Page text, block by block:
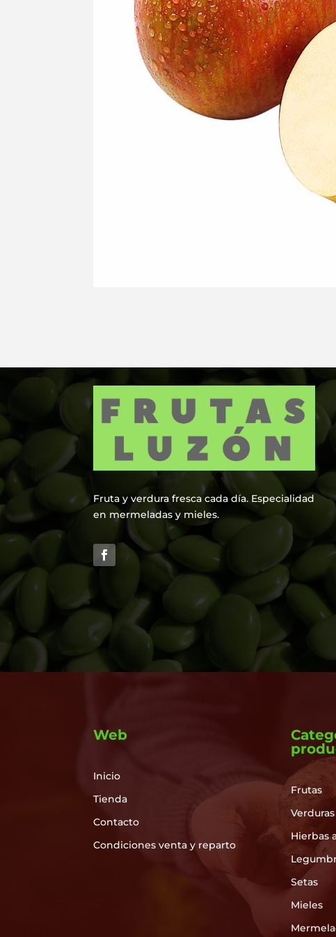
Fruta y verdura fresca cada día. Especialidad
en mermeladas y mieles.
Web
Inicio
Tienda
Contacto
Condiciones venta y reparto
Frutas
Verduras
Hierbas
Setas
Mieles